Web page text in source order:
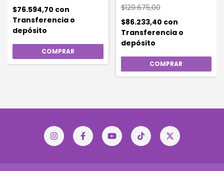
$76.594,70 con
Transferencia o
depósito
$129.675,00
$86.233,40 con
Transferencia o
depósito